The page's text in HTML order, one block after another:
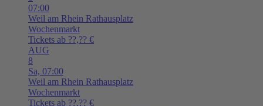
07:00
Weil am Rhein Rathausplatz
Wochenmarkt
Tickets ab ??,?? €
AUG
8
Sa, 07:00
Weil am Rhein Rathausplatz
Wochenmarkt
Tickets ab ??,?? €